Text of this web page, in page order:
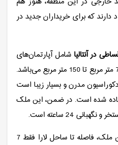
که برای خریداران جدید در
در آنتالیا شامل آپارتمان‌های
1 خوابه تا 3 خوابه با متراژ از 78 متر مربع تا 150 متر مربع می‌باشد.
مدرن و بسیار زیبا است
شده است. در ضمن، این ملک
24 ساعته است.
با توجه به موقعیت بی نظیر این ملک، فاصله تا ساحل لارا فقط 7